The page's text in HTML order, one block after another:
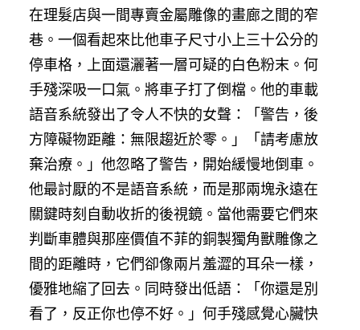
在理髮店與一間專賣金屬雕像的畫廊之間的窄
巷。一個看起來比他車子尺寸小上三十公分的
停車格，上面還灑著一層可疑的白色粉末。何
手殘深吸一口氣。將車子打了倒檔。他的車載
語音系統發出了令人不快的女聲：「警告，後
方障礙物距離：無限趨近於零。」「請考慮放
棄治療。」他忽略了警告，開始緩慢地倒車。
他最討厭的不是語音系統，而是那兩塊永遠在
關鍵時刻自動收折的後視鏡。當他需要它們來
判斷車體與那座價值不菲的銅製獨角獸雕像之
間的距離時，它們卻像兩片羞澀的耳朵一樣，
優雅地縮了回去。同時發出低語：「你還是別
看了，反正你也停不好。」何手殘感覺心臟快